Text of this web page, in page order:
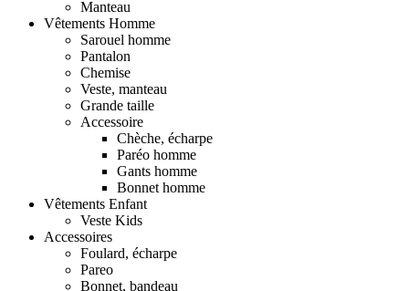
Manteau
Vêtements Homme
Sarouel homme
Pantalon
Chemise
Veste, manteau
Grande taille
Accessoire
Chèche, écharpe
Paréo homme
Gants homme
Bonnet homme
Vêtements Enfant
Veste Kids
Accessoires
Foulard, écharpe
Pareo
Bonnet, bandeau